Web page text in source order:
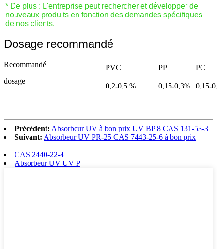
* De plus : L'entreprise peut rechercher et développer de
nouveaux produits en fonction des demandes spécifiques
de nos clients.
Dosage recommandé
Recommandé
dosage
PVC PP PC
0,2-0,5 % 0,15-0,3% 0,15-
Précédent: Absorbeur UV à bon prix UV BP 8 CAS 131-53-3
Suivant: Absorbeur UV PR-25 CAS 7443-25-6 à bon prix
CAS 2440-22-4
Absorbeur UV UV P